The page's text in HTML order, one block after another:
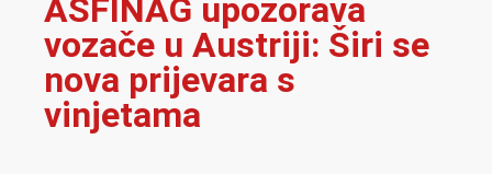
ASFINAG upozorava
vozače u Austriji: Širi se
nova prijevara s
vinjetama